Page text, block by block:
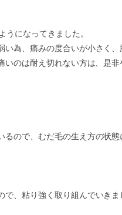
になってきました。
為、痛みの度合いが小さく
のは耐え切れない方は、是
ので、むだ毛の生え方の状
、粘り強く取り組んでいき